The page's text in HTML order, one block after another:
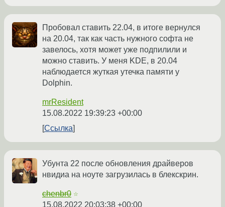
Пробовал ставить 22.04, в итоге вернулся
на 20.04, так как часть нужного софта не
завелось, хотя может уже подпилили и
можно ставить. У меня KDE, в 20.04
наблюдается жуткая утечка памяти у
Dolphin.
mrResident
15.08.2022 19:39:23 +00:00
Ссылка
Убунта 22 после обновления драйверов
нвидиа на ноуте загрузилась в блекскрин.
chenbr0 ☆
15.08.2022 20:03:38 +00:00